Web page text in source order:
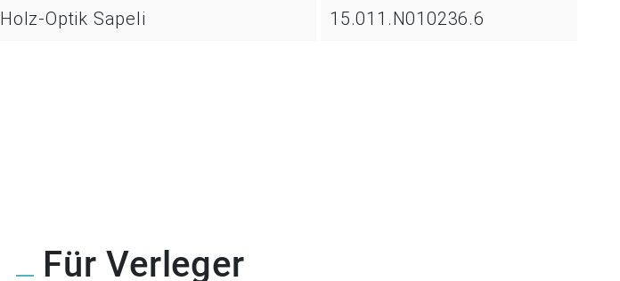
Holz-Optik Sapeli 15.011.N010236.6
Für Verleger